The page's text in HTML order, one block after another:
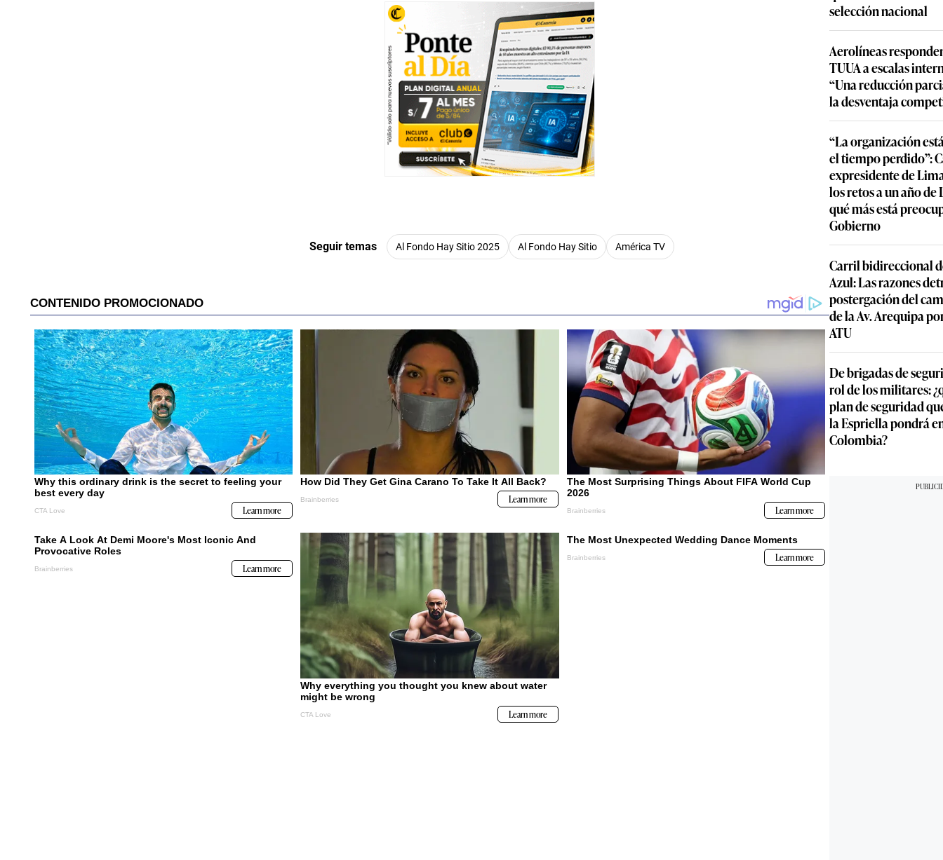
Seguir temas Al Fondo Hay Sitio 2025 Al Fondo Hay Sitio América TV
selección nacional
Aerolíneas
TUUA a escalas
“Una reducción
la desventaja
“La organización
el tiempo perdido”:
expresidente de
los retos a un año de
qué más está
Gobierno
Carril bidireccional
Azul: Las razones
postergación del
de la Av. Arequipa
ATU
De brigadas de
rol de los militares:
plan de seguridad
la Espriella pondrá
Colombia?